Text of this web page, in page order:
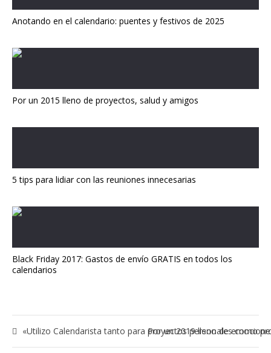
Anotando en el calendario: puentes y festivos de 2025
Por un 2015 lleno de proyectos, salud y amigos
5 tips para lidiar con las reuniones innecesarias
Black Friday 2017: Gastos de envío GRATIS en todos los
calendarios
«Utilizo Calendarista tanto para proyectos personales como
Por un 2019 lleno de